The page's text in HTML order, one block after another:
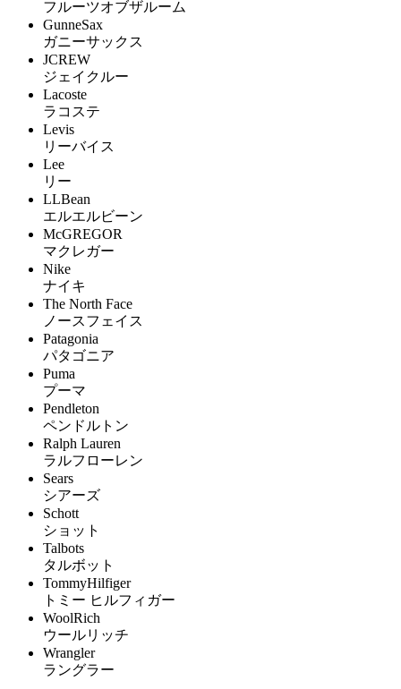
フルーツオブザルーム
GunneSax
ガニーサックス
JCREW
ジェイクルー
Lacoste
ラコステ
Levis
リーバイス
Lee
リー
LLBean
エルエルビーン
McGREGOR
マクレガー
Nike
ナイキ
The North Face
ノースフェイス
Patagonia
パタゴニア
Puma
プーマ
Pendleton
ペンドルトン
Ralph Lauren
ラルフローレン
Sears
シアーズ
Schott
ショット
Talbots
タルボット
TommyHilfiger
トミー ヒルフィガー
WoolRich
ウールリッチ
Wrangler
ラングラー